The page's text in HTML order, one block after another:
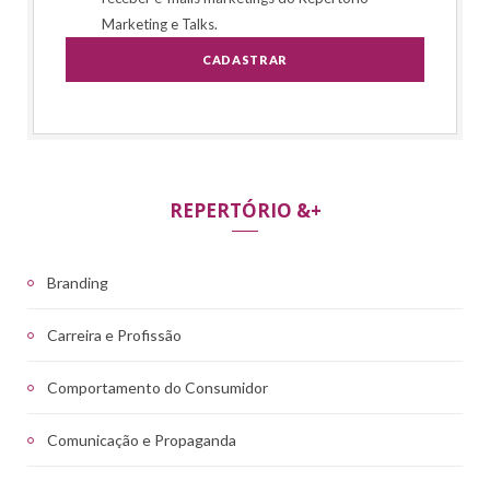
Marketing e Talks.
REPERTÓRIO &+
Branding
Carreira e Profissão
Comportamento do Consumidor
Comunicação e Propaganda